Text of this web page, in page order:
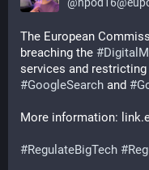
The European
breaching the #
#GoogleSearch and #
More information:
#RegulateBigTech #